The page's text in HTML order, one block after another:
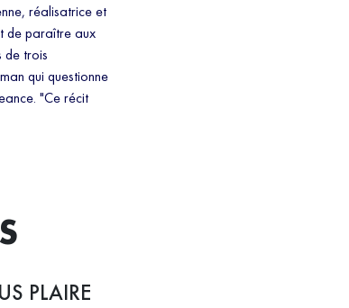
réalisatrice et
de paraître aux
de trois
qui questionne
"Ce récit
PLAIRE